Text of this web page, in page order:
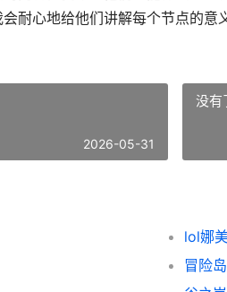
耐心地给他们讲解每个节点的
2026-05-31
没有
lol娜
冒险